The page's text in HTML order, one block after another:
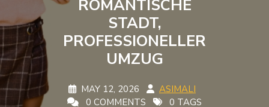
ROMANTISCHE
STADT,
PROFESSIONELLER
UMZUG
MAY 12, 2026
ASIMALI
0 COMMENTS
0 TAGS